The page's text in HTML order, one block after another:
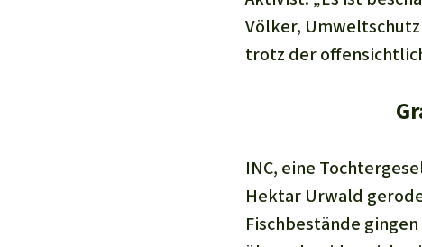
Völker,
trotz der
INC, eine
Hektar Urwald
Fischbestände